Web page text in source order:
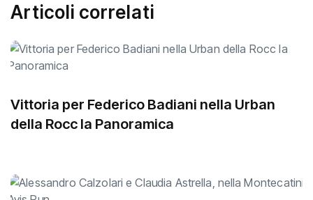
Articoli correlati
Vittoria per Federico Badiani nella Urban
della Rocc la Panoramica